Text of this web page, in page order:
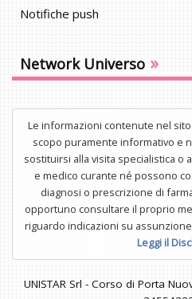
Notifiche push
Network Universo »
Le informazioni contenute nel
scopo puramente informativo e
sostituirsi alla visita specialistica o
e medico curante né possono
diagnosi o prescrizione di
opportuno consultare il proprio
riguardo indicazioni su
Leggi il
UNISTAR Srl - Corso di Porta